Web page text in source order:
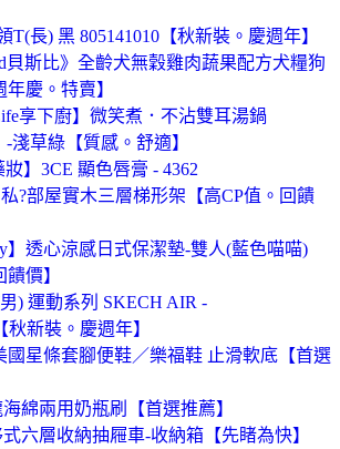
T(長) 黑 805141010【秋新裝。慶週年】
貝斯比》全齡犬無穀雞肉蔬果配方犬糧狗
慶。特賣】
享下廚】微笑煮．不沾雙耳湯鍋
-淺草綠【質感。舒適】
妝】3CE 顯色唇膏 - 4362
私?部屋實木三層梯形架【高CP值。回饋
】透心涼感日式保潔墊-雙人(藍色喵喵)
饋價】
) 運動系列 SKECH AIR -
秋新裝。慶週年】
國星條套腳便鞋／樂福鞋 止滑軟底【首選
綿兩用奶瓶刷【首選推薦】
式六層收納抽屜車-收納箱【先睹為快】